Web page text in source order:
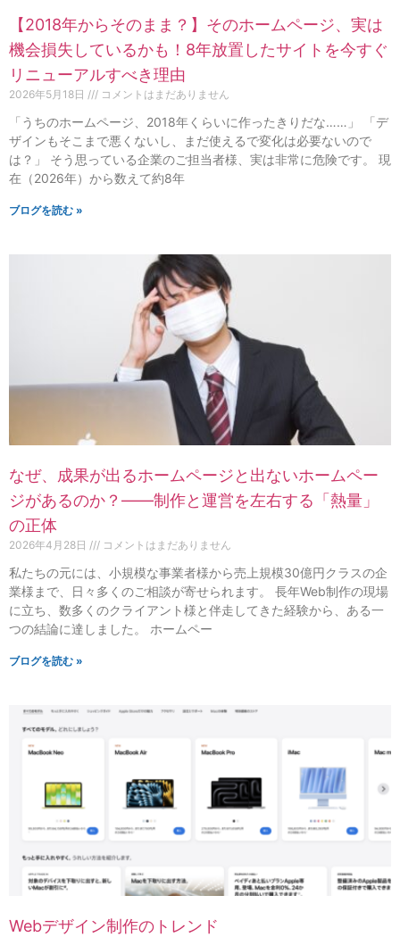
【2018年からそのまま？】そのホームページ、実は
機会損失しているかも！8年放置したサイトを今すぐ
リニューアルすべき理由
2026年5月18日 コメントはまだありません
「うちのホームページ、2018年くらいに作ったきりだな……」 「デ
ザインもそこまで悪くないし、まだ使えるで変化は必要ないので
は？」 そう思っている企業のご担当者様、実は非常に危険です。 現
在（2026年）から数えて約8年
ブログを読む »
なぜ、成果が出るホームページと出ないホームペー
ジがあるのか？——制作と運営を左右する「熱量」
の正体
2026年4月28日 コメントはまだありません
私たちの元には、小規模な事業者様から売上規模30億円クラスの企
業様まで、日々多くのご相談が寄せられます。 長年Web制作の現場
に立ち、数多くのクライアント様と伴走してきた経験から、ある一
つの結論に達しました。 ホームペー
ブログを読む »
Webデザイン制作のトレンド